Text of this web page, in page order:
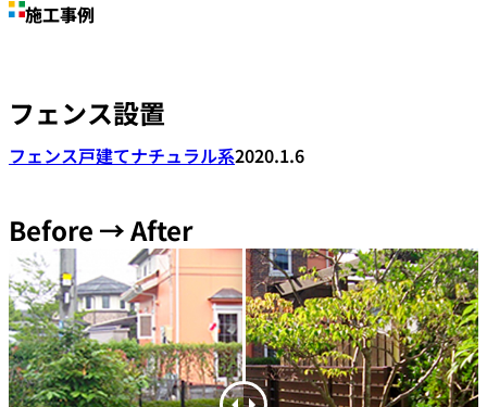
店舗案内
よくあるご質問
サイトマップ
採用情報はこちら
施工事例
フェンス設置
フェンス戸建てナチュラル系2020.1.6
Before → After